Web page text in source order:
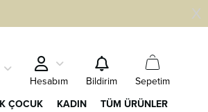
Hesabım
Bildirim
Sepetim
ÇOCUK KADIN TÜM ÜRÜNLER